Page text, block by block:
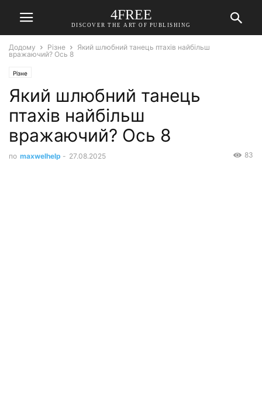
4FREE
DISCOVER THE ART OF PUBLISHING
Додому Різне
Який шлюбний танець птахів найбільш
вражаючий? Ось 8
Різне
Який шлюбний танець
птахів найбільш
вражаючий? Ось 8
по maxwelhelp - 27.08.2025 83